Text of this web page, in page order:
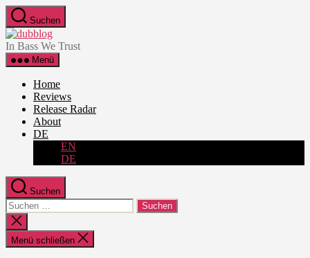
Zum
Inhalt
springen
Suchen
dubblog
In Bass We Trust
Menü
Home
Reviews
Release Radar
About
DE
EN
DE
Suchen
Suche
nach:
Suche
schließen
Menü schließen